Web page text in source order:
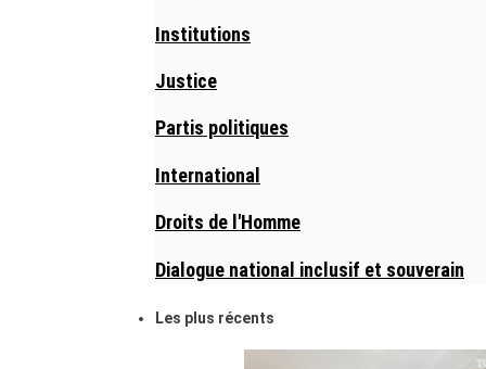
Institutions
Justice
Partis politiques
International
Droits de l'Homme
Dialogue national inclusif et souverain
Les plus récents